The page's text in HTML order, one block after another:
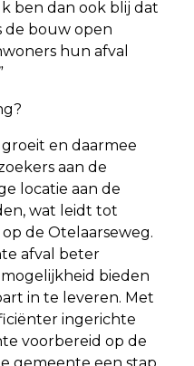
ben dan ook blij dat
de bouw open
hun afval
en daarmee
aan de
locatie aan de
wat leidt tot
de Otelaarseweg.
afval beter
bieden
in te leveren. Met
ingerichte
voorbereid op de
gemeente een stap